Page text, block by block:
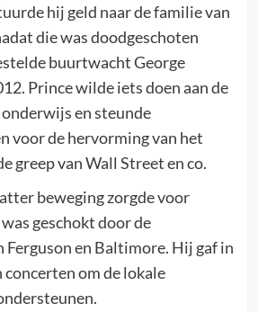
hij geld naar de familie van
die was doodgeschoten
buurtwacht George
Prince wilde iets doen aan de
en steunde
voor de hervorming van het
greep van Wall Street en co.
beweging zorgde voor
geschokt door de
Ferguson en Baltimore. Hij gaf in
concerten om de lokale